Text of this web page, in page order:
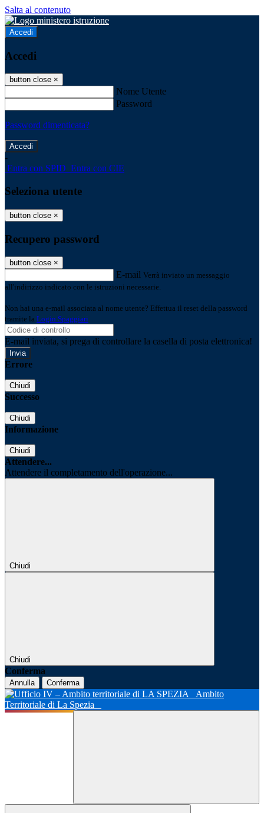
Salta al contenuto
Accedi
Accedi
button close ×
Nome Utente
Password
Password dimenticata?
-
Entra con SPID Entra con CIE
Seleziona utente
button close ×
Recupero password
button close ×
E-mail Verrà inviato un messaggio
all'indirizzo indicato con le istruzioni necessarie.
Non hai una e-mail associata al nome utente? Effettua il reset della password
tramite la Login Spaggiari
E-mail inviata, si prega di controllare la casella di posta elettronica!
Errore
Chiudi
Successo
Chiudi
Informazione
Chiudi
Attendere...
Attendere il completamento dell'operazione...
Chiudi
Chiudi
Conferma
Annulla Conferma
Ambito
Territoriale di La Spezia